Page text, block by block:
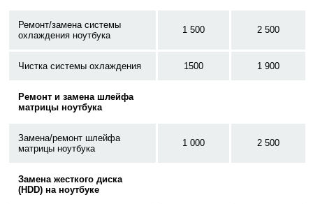
Ремонт/замена системы
охлаждения ноутбука
1 500 2 500
Чистка системы охлаждения 1500 1 900
Ремонт и замена шлейфа
матрицы ноутбука
Замена/ремонт шлейфа
матрицы ноутбука
1 000 2 500
Замена жесткого диска
(HDD) на ноутбуке